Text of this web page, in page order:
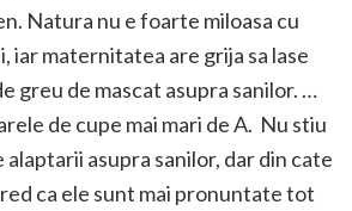
Natura nu e foarte miloasa cu
iar maternitatea are grija sa lase
greu de mascat asupra sanilor. …
de cupe mai mari de A. Nu stiu
asupra sanilor, dar din cate
ca ele sunt mai pronuntate tot